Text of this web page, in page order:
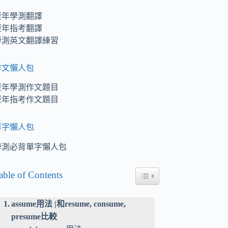
年學測翻譯
年指考翻譯
測英文翻譯練習
文懶人包
學測作文題目
指考作文題目
字懶人包
測必背單字懶人包
of Contents Toggle Table of Content
assume用法 |和resume, consume,
presume比較